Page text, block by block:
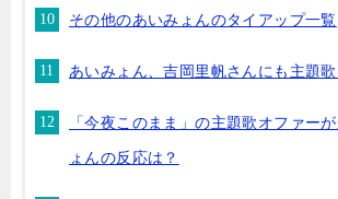
その他のあいみょんのタイアップ一覧
あいみょん、吉岡里帆さんにも主題
「今夜このまま」の主題歌オファー
ょんの反応は？